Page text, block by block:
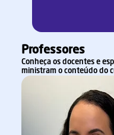
Professores
Conheça os docentes e
ministram o conteúdo do